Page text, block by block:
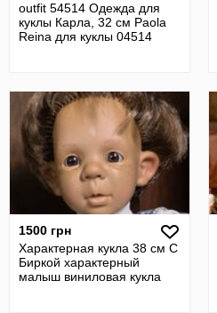
outfit 54514 Одежда для
куклы Карла, 32 см Paola
Reina для куклы 04514
1500 грн
Характерная кукла 38 см С
Биркой характерный
малыш виниловая кукла